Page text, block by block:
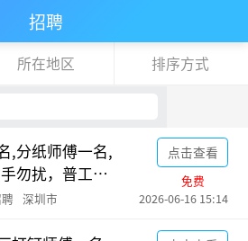
招聘
所在地区 排序方式
下拉刷新
,分纸师傅一名,
勿扰，普工两
点击查看
免费
深圳市 2026-06-16 15:14